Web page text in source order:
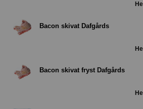
Bacon skivat Dafgårds
Bacon skivat fryst Dafgårds